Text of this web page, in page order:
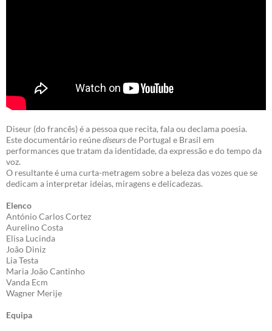
Diseur (do francês) é a pessoa que recita, fala ou declama poesia.
Este documentário reúnediseursde Portugal e Brasil em
performances que tratam da identidade, da expressão e do tempo da
voz.
O resultante é uma curta-metragem sobre a beleza das vozes que se
dedicam a interpretar ideias, miragens e delicadezas.
Elenco
António Carlos Cortez
Aurelino Costa
Elisa Lucinda
João Diniz
Lia Testa
Maria João Cantinho
Vanda Ecm
Wagner Merije
Equipa